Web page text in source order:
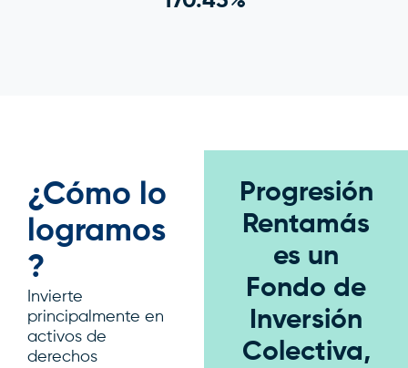
¿Cómo lo
logramos
?
Invierte
principalmente en
activos de
derechos
Progresión
Rentamás
es un
Fondo de
Inversión
Colectiva,